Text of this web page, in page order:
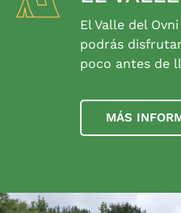
El Valle del
podrás
poco antes de
MÁS